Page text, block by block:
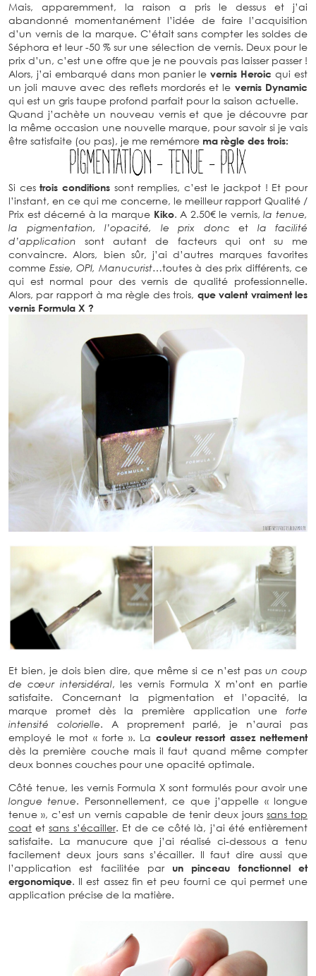
Mais, apparemment, la raison a pris le dessus et j’ai
abandonné momentanément l’idée de faire l’acquisition
d’un vernis de la marque. C’était sans compter les soldes de
Séphora et leur -50 % sur une sélection de vernis. Deux pour le
prix d’un, c’est une offre que je ne pouvais pas laisser passer !
Alors, j’ai embarqué dans mon panier levernis Heroic qui est
un joli mauve avec des reflets mordorés et le vernis Dynamic
qui est un gris taupe profond parfait pour la saison actuelle.
Quand j’achète un nouveau vernis et que je découvre par
la même occasion une nouvelle marque, pour savoir si je vais
être satisfaite (ou pas), je me remémore ma règle des trois:
Si cestrois conditionssont remplies, c’est le jackpot ! Et pour
l’instant, en ce qui me concerne, le meilleur rapport Qualité /
Prix est décerné à la marque Kiko. A 2.50€ le vernis,la tenue,
la pigmentation, l’opacité, le prix donc et la facilité
d’application sont autant de facteurs qui ont su me
convaincre. Alors, bien sûr, j’ai d’autres marques favorites
comme Essie, OPI, Manucurist…toutes à des prix différents, ce
qui est normal pour des vernis de qualité professionnelle.
Alors, par rapport à ma règle des trois, que valent vraiment les
vernis Formula X ?
Et bien, je dois bien dire, que même si ce n’est pas un coup
de cœur intersidéral, les vernis Formula X m’ont en partie
satisfaite. Concernant la pigmentation et l’opacité, la
marque promet dès la première application une forte
intensité colorielle. A proprement parlé, je n’aurai pas
employé le mot « forte ». La couleur ressort assez nettement
dès la première couche mais il faut quand même compter
deux bonnes couches pour une opacité optimale.
Côté tenue, les vernis Formula X sont formulés pour avoir une
longue tenue. Personnellement, ce que j’appelle « longue
tenue », c’est un vernis capable de tenir deux jours sans top
coat etsans s’écailler. Et de ce côté là, j’ai été entièrement
satisfaite. La manucure que j’ai réalisé ci-dessous a tenu
facilement deux jours sans s’écailler. Il faut dire aussi que
l’application est facilitée par un pinceau fonctionnel et
ergonomique. Il est assez fin et peu fourni ce qui permet une
application précise de la matière.